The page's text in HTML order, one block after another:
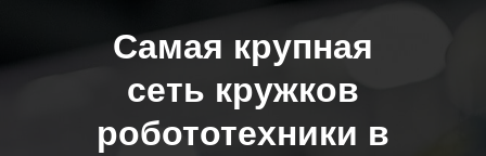
Самая крупная
сеть кружков
робототехники в